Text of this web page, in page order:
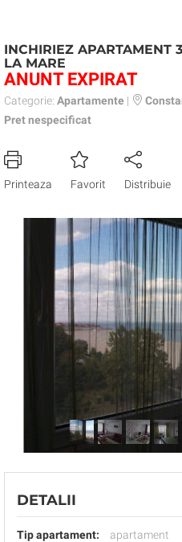
INCHIRIEZ APARTAMENT
LA MARE
ANUNT EXPIRAT
Categorie: Apartamente |
Pret nespecificat
Printeaza Favorit Distribuie
DETALII
Tip apartament:
apartament